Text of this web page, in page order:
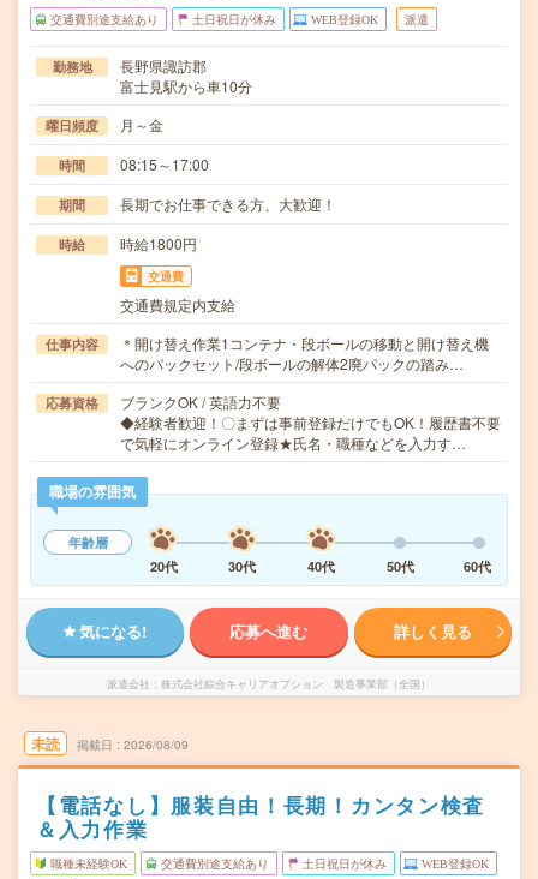
交通費別途支給あり 土日祝日が休み WEB登録OK 派遣
勤務地
長野県諏訪郡
富士見駅から車10分
曜日頻度 月～金
時間 08:15～17:00
期間 長期でお仕事できる方、大歓迎！
時給 時給1800円
交通費
交通費規定内支給
仕事内容
＊開け替え作業1コンテナ・段ボールの移動と開け替え機
へのパックセット/段ボールの解体2廃パックの踏み…
応募資格
ブランクOK / 英語力不要
◆経験者歓迎！〇まずは事前登録だけでもOK！履歴書不要
で気軽にオンライン登録★氏名・職種などを入力す…
職場の雰囲気
年齢層
20代
30代 40代 50代 60代
気になる! 応募へ進む 詳しく見る
派遣会社 株式会社綜合キャリアオプション 製造事業部（全国）
未読 掲載日 2026/08/09
【電話なし】服装自由！長期！カンタン検査
＆入力作業
職種未経験OK 交通費別途支給あり 土日祝日が休み WEB登録OK